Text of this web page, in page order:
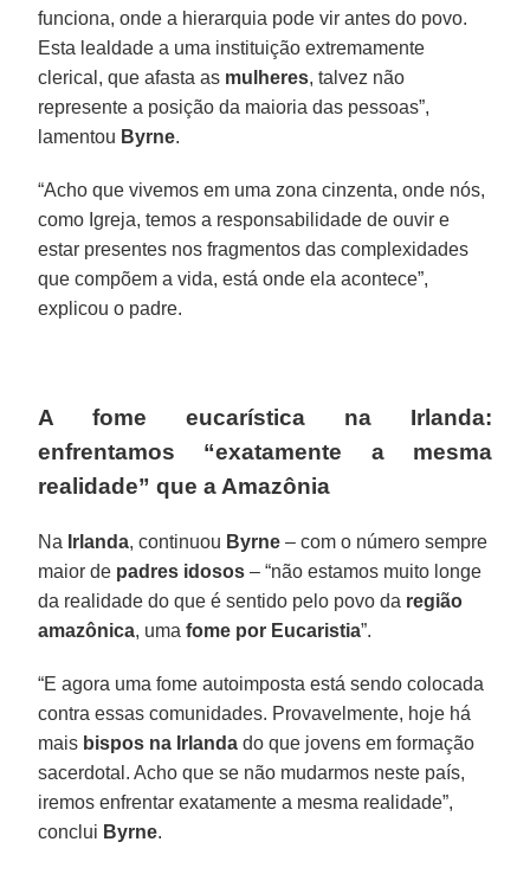
funciona, onde a hierarquia pode vir antes do povo.
Esta lealdade a uma instituição extremamente
clerical, que afasta as mulheres, talvez não
represente a posição da maioria das pessoas”,
lamentou Byrne.
“Acho que vivemos em uma zona cinzenta, onde nós,
como Igreja, temos a responsabilidade de ouvir e
estar presentes nos fragmentos das complexidades
que compõem a vida, está onde ela acontece”,
explicou o padre.
A fome eucarística na Irlanda:
enfrentamos “exatamente a mesma
realidade” que a Amazônia
Na Irlanda, continuou Byrne – com o número sempre
maior de padres idosos – “não estamos muito longe
da realidade do que é sentido pelo povo da região
amazônica, uma fome por Eucaristia”.
“E agora uma fome autoimposta está sendo colocada
contra essas comunidades. Provavelmente, hoje há
mais bispos na Irlanda do que jovens em formação
sacerdotal. Acho que se não mudarmos neste país,
iremos enfrentar exatamente a mesma realidade”,
conclui Byrne.